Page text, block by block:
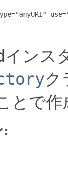
インス
ク
とで
: